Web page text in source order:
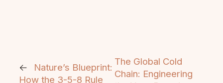
←
Nature’s Blueprint:
How the 3-5-8 Rule
The Global Cold
Chain: Engineering